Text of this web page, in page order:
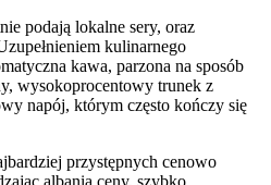
podają lokalne sery, oraz
kulinarnego
kawa, parzona na sposób
wysokoprocentowy trunek z
napój, którym często kończy się
przystępnych cenowo
albania ceny, szybko